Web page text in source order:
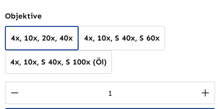
Objektiveauswählen
4x, 10x, 20x, 40x 4x, 10x, S 40x, S 60x
4x, 10x, S 40x, S 100x (Öl)
Produkt Anzahl: Gib den gewünschten